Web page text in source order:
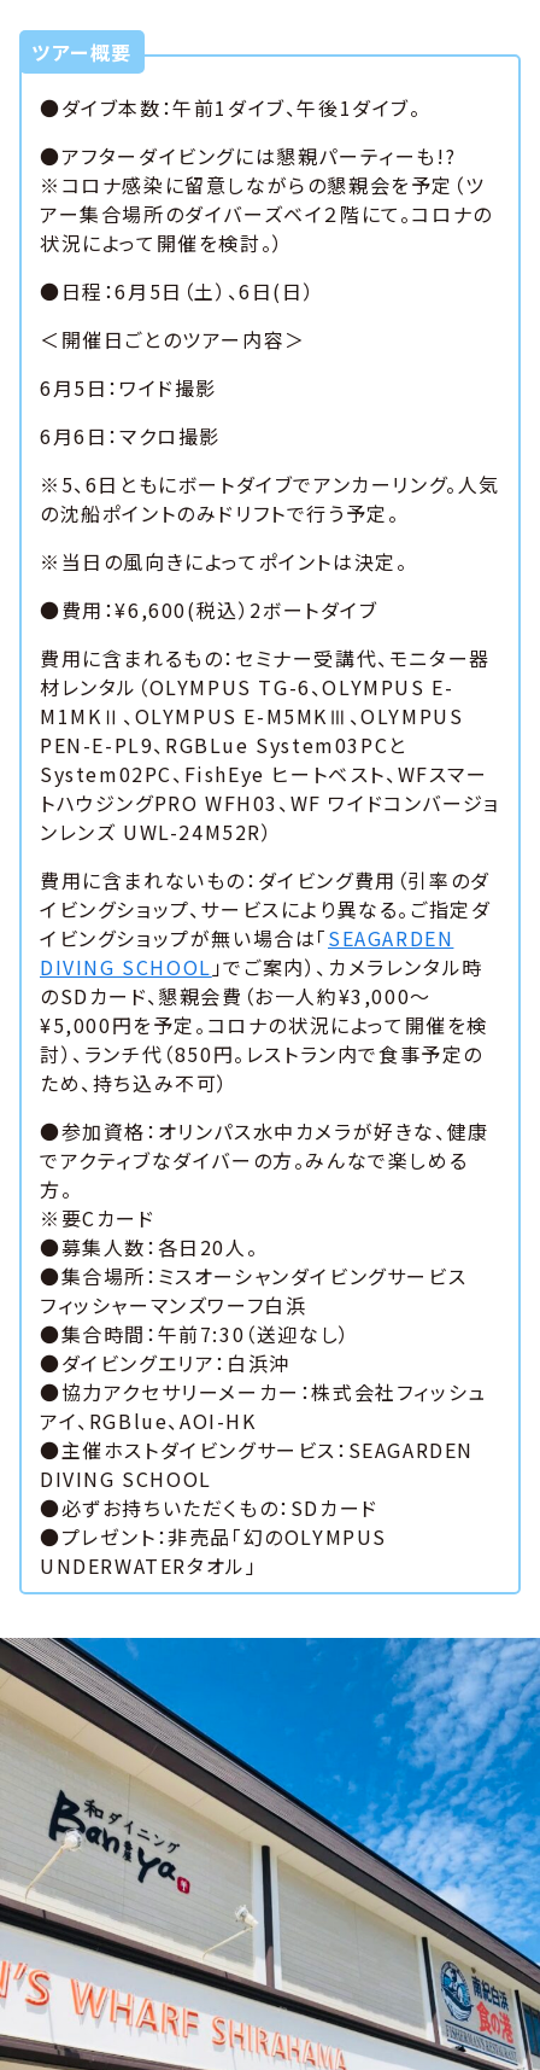
ツアー概要
●ダイブ本数：午前1ダイブ、午後1ダイブ。
●アフターダイビングには懇親パーティーも!?
※コロナ感染に留意しながらの懇親会を予定（ツ
アー集合場所のダイバーズベイ２階にて。コロナの
状況によって開催を検討。）
●日程：6月5日（土）、6日(日）
＜開催日ごとのツアー内容＞
6月5日：ワイド撮影
6月6日：マクロ撮影
※5、6日ともにボートダイブでアンカーリング。人気
の沈船ポイントのみドリフトで行う予定。
※当日の風向きによってポイントは決定。
●費用：¥6,600(税込）2ボートダイブ
費用に含まれるもの：セミナー受講代、モニター器
材レンタル（OLYMPUS TG-6、OLYMPUS E-
M1MKⅡ、OLYMPUS E-M5MKⅢ、OLYMPUS
PEN-E-PL9、RGBLue System03PCと
System02PC、FishEye ヒートベスト、WFスマー
トハウジングPRO WFH03、WF ワイドコンバージョ
ンレンズ UWL-24M52R）
費用に含まれないもの：ダイビング費用（引率のダ
イビングショップ、サービスにより異なる。ご指定ダ
イビングショップが無い場合は「SEAGARDEN
DIVING SCHOOL 」でご案内）、カメラレンタル時
のSDカード、懇親会費（お一人約¥3,000〜
¥5,000円を予定。コロナの状況によって開催を検
討）、ランチ代（850円。レストラン内で食事予定の
ため、持ち込み不可）
●参加資格：オリンパス水中カメラが好きな、健康
でアクティブなダイバーの方。みんなで楽しめる
方。
※要Cカード
●募集人数：各日20人。
●集合場所：ミスオーシャンダイビングサービス
フィッシャーマンズワーフ白浜
●集合時間：午前7:30（送迎なし）
●ダイビングエリア：白浜沖
●協力アクセサリーメーカー：株式会社フィッシュ
アイ、RGBlue、AOI-HK
●主催ホストダイビングサービス：SEAGARDEN
DIVING SCHOOL
●必ずお持ちいただくもの：SDカード
●プレゼント：非売品「幻のOLYMPUS
UNDERWATERタオル」